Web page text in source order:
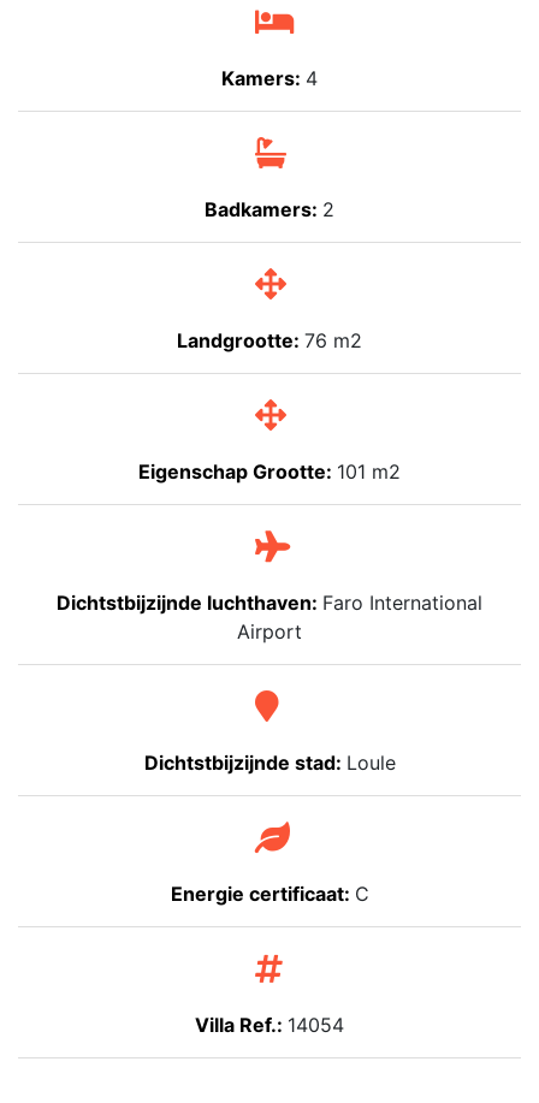
Kamers: 4
Badkamers: 2
Landgrootte: 76 m2
Eigenschap Grootte: 101 m2
Dichtstbijzijnde luchthaven: Faro International
Airport
Dichtstbijzijnde stad: Loule
Energie certificaat: C
Villa Ref.: 14054